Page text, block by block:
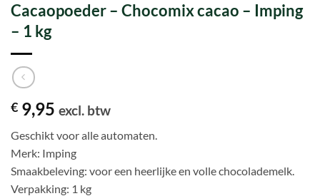
Cacaopoeder – Chocomix cacao – Imping
– 1 kg
€ 9,95 excl. btw
Geschikt voor alle automaten.
Merk: Imping
Smaakbeleving: voor een heerlijke en volle chocolademelk.
Verpakking: 1 kg